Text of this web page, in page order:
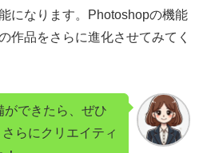
になります。Photoshopの機能
作品をさらに進化させてみてく
ができたら、ぜひ
らにクリエイティ